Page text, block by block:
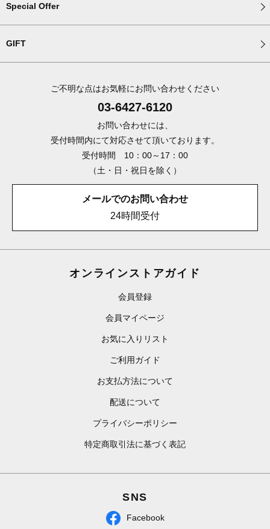
Special Offer
GIFT
ご不明な点はお気軽にお問い合わせください
03-6427-6120
お問い合わせには、
受付時間内にて対応させて頂いております。
受付時間 10：00～17：00
（土・日・祝日を除く）
メールでのお問い合わせ
24時間受付
オンラインストアガイド
会員登録
会員マイページ
お気に入りリスト
ご利用ガイド
お支払方法について
配送について
プライバシーポリシー
特定商取引法に基づく表記
SNS
Facebook